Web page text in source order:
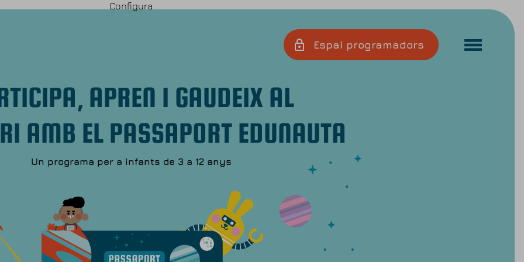
Espai programadors
APREN I GAUDEIX AL
AMB EL PASSAPORT EDUNAUTA
Un programa per a infants de 3 a 12 anys
Configura